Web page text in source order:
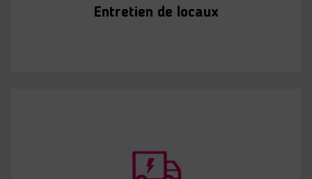
Entretien de locaux